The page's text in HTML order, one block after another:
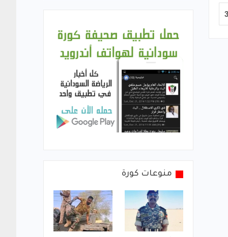
منوعات كورة